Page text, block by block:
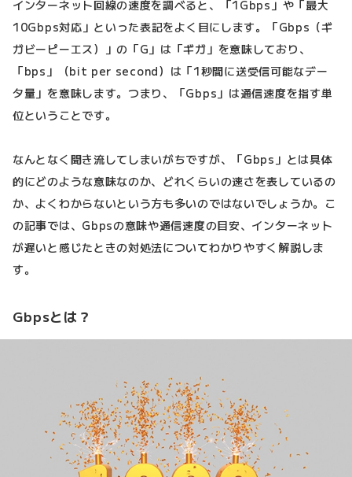
インターネット回線の速度を調べると、「1Gbps」や「最大
10Gbps対応」といった表記をよく目にします。「Gbps（ギ
ガビーピーエス）」の「G」は「ギガ」を意味しており、
「bps」（bit per second）は「1秒間に送受信可能なデー
タ量」を意味します。つまり、「Gbps」は通信速度を指す単
位ということです。
なんとなく聞き流してしまいがちですが、「Gbps」とは具体
的にどのような意味なのか、どれくらいの速さを表しているの
か、よくわからないという方も多いのではないでしょうか。こ
の記事では、Gbpsの意味や通信速度の目安、インターネット
が遅いと感じたときの対処法についてわかりやすく解説しま
す。
Gbpsとは？